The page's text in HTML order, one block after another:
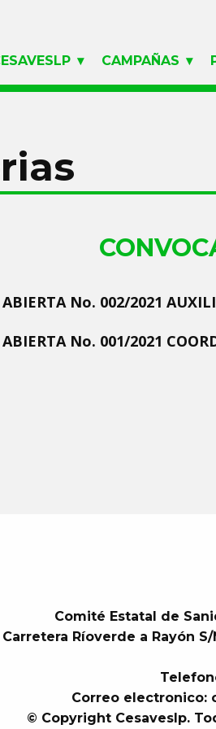
CAMPAÑAS
No. 002/2021
No. 001/2021
Comité Estatal de
Carretera Ríoverde a Rayón S/
Correo electronico:
© Copyright Cesaveslp.